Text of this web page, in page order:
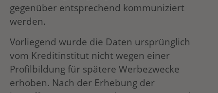
gegenüber entsprechend kommuniziert
werden.
Vorliegend wurde die Daten ursprünglich
vom Kreditinstitut nicht wegen einer
Profilbildung für spätere Werbezwecke
erhoben. Nach der Erhebung der